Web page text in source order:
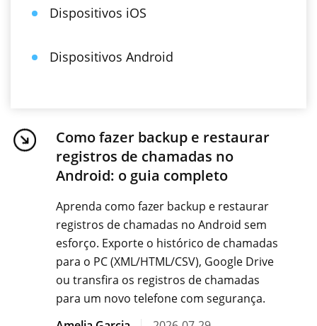
Dispositivos iOS
Dispositivos Android
Como fazer backup e restaurar
registros de chamadas no
Android: o guia completo
Aprenda como fazer backup e restaurar
registros de chamadas no Android sem
esforço. Exporte o histórico de chamadas
para o PC (XML/HTML/CSV), Google Drive
ou transfira os registros de chamadas
para um novo telefone com segurança.